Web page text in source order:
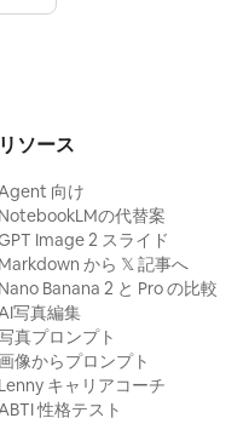
リソース
向け
NotebookLMの代替案
Image 2 スライド
Markdown から 𝕏 記事へ
Nano Banana 2 と Pro の比較
写真編集
真プロンプト
像からプロンプト
Lenny キャリアコーチ
性格テスト